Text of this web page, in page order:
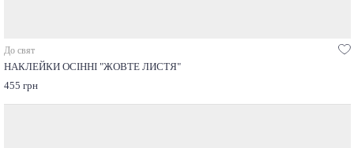
До свят
НАКЛЕЙКИ ОСІННІ "ЖОВТЕ ЛИСТЯ"
455 грн